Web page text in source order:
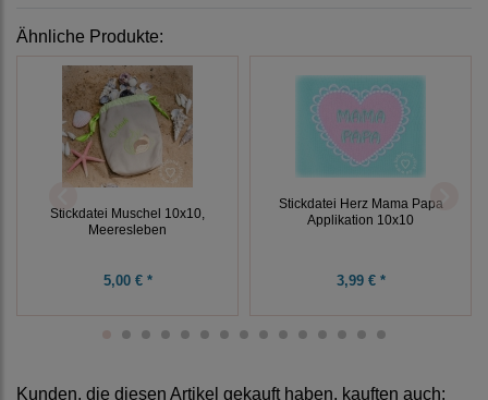
Ähnliche Produkte:
Stickdatei Muschel 10x10,
Meeresleben
5,00 € *
Stickdatei Herz Mama Papa
Applikation 10x10
3,99 € *
Kunden, die diesen Artikel gekauft haben, kauften auch: